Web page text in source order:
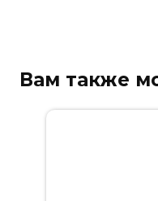
Вам также